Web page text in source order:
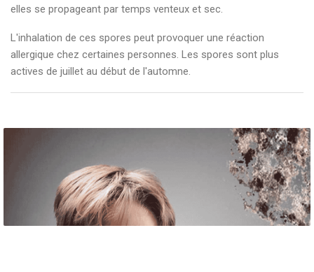
elles se propageant par temps venteux et sec.
L'inhalation de ces spores peut provoquer une réaction
allergique chez certaines personnes. Les spores sont plus
actives de juillet au début de l'automne.